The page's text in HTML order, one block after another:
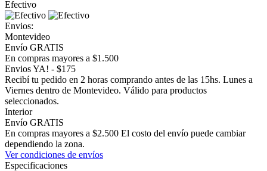
Efectivo
Envios:
Montevideo
Envío GRATIS
En compras mayores a $1.500
Envios YA! - $175
Recibí tu pedido en 2 horas comprando antes de las 15hs. Lunes a
Viernes dentro de Montevideo. Válido para productos
seleccionados.
Interior
Envío GRATIS
En compras mayores a $2.500 El costo del envío puede cambiar
dependiendo la zona.
Ver condiciones de envíos
Especificaciones